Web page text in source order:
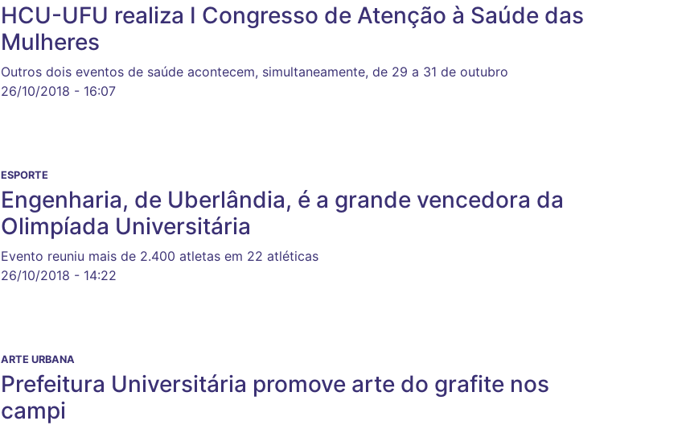
HCU-UFU realiza I Congresso de Atenção à Saúde das
Mulheres
Outros dois eventos de saúde acontecem, simultaneamente, de 29 a 31 de outubro
26/10/2018 - 16:07
ESPORTE
Engenharia, de Uberlândia, é a grande vencedora da
Olimpíada Universitária
Evento reuniu mais de 2.400 atletas em 22 atléticas
26/10/2018 - 14:22
ARTE URBANA
Prefeitura Universitária promove arte do grafite nos
campi